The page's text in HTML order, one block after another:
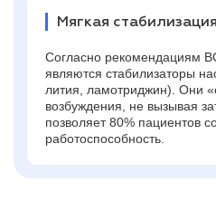
Мягкая
Согласно рекомендациям
являются стабилизаторы
лития, ламотриджин). Они
возбуждения, не вызывая
позволяет 80% пациентов
работоспособность.